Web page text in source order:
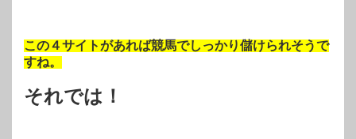
この４サイトがあれば競馬でしっかり儲けられそうで
すね。
それでは！